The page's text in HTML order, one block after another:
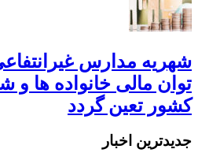
شهریه مدارس
توان مالی خانواده ها و
کشور تعین گردد
جديدترين اخبار